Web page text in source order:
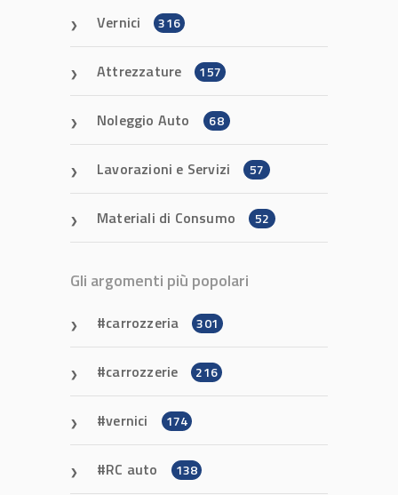
Vernici 316
Attrezzature 157
Noleggio Auto 68
Lavorazioni e Servizi 57
Materiali di Consumo 52
Gli argomenti più popolari
carrozzeria 301
carrozzerie 216
vernici 174
RC auto 138